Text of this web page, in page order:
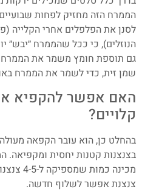
הממרח הזה מחזיק לפחות
לסנן את הפלפלים אחרי הקלייה
הנוזלים), כי ככל שהממרח ״יבש״
גם תוספת חומץ משמר את הממרח
שמן זית, כדי לשמר את הממרח
האם אפשר להקפיא
קלויים?
בהחלט כן, הוא עובר הקפאה
בצנצנות קטנות יחסית ומקפיאה.
מכינה
צנצנת אפשר לשלוף חדשה.